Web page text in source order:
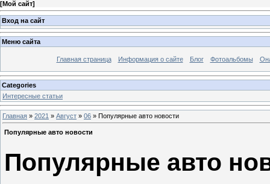
[Мой сайт]
Вход на сайт
Меню сайта
Главная страница Информация о сайте Блог Фотоальбомы
Categories
Интересные статьи
Главная » 2021 » Август » 06 » Популярные авто новости
Популярные авто новости
Популярные авто